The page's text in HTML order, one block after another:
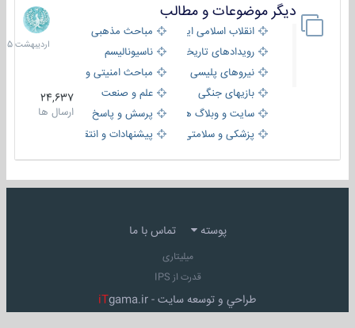
دیگر موضوعات و مطالب
انقلاب اسلامی ایران
مباحث مذهبی
رویدادهای تاریخی و مذهبیناسیونالیسم
نیروهای پلیسی
مباحث امنیتی و اطلاعاتی
بازیهای جنگی
علم و صنعت
سایت و وبلاگ ها
پرسش و پاسخ
پزشکی و سلامتی
پیشنهادات و انتقادات
24,637
ارسال ها
8
1405
پوسته تماس با ما
میلیتاری
قدرت از IPS
طراحي و توسعه سايت - iTgama.ir